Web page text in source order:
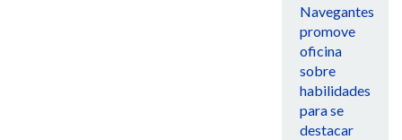
Navegantes
promove
oficina
sobre
habilidades
para se
destacar